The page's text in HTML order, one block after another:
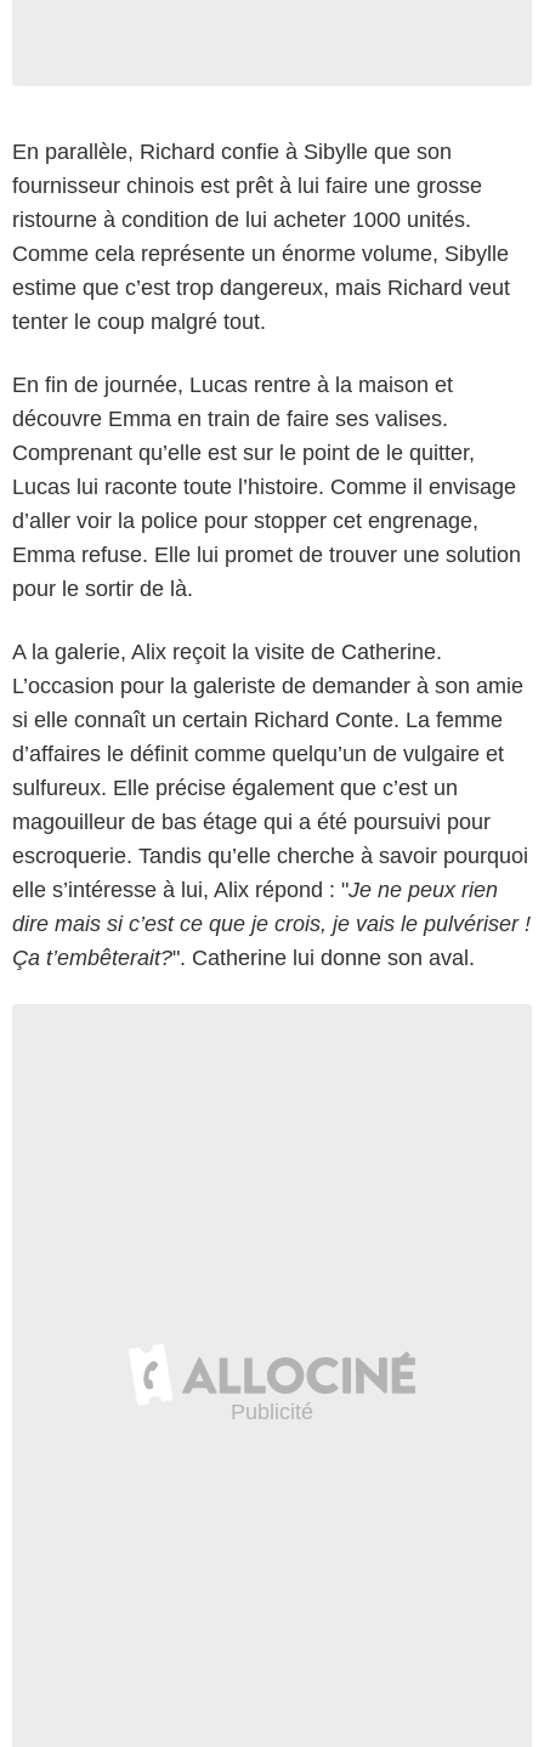
En parallèle, Richard confie à Sibylle que son
fournisseur chinois est prêt à lui faire une grosse
ristourne à condition de lui acheter 1000 unités.
Comme cela représente un énorme volume, Sibylle
estime que c’est trop dangereux, mais Richard veut
tenter le coup malgré tout.
En fin de journée, Lucas rentre à la maison et
découvre Emma en train de faire ses valises.
Comprenant qu’elle est sur le point de le quitter,
Lucas lui raconte toute l’histoire. Comme il envisage
d’aller voir la police pour stopper cet engrenage,
Emma refuse. Elle lui promet de trouver une solution
pour le sortir de là.
A la galerie, Alix reçoit la visite de Catherine.
L’occasion pour la galeriste de demander à son amie
si elle connaît un certain Richard Conte. La femme
d’affaires le définit comme quelqu’un de vulgaire et
sulfureux. Elle précise également que c’est un
magouilleur de bas étage qui a été poursuivi pour
escroquerie. Tandis qu’elle cherche à savoir pourquoi
elle s’intéresse à lui, Alix répond : "Je ne peux rien
dire mais si c’est ce que je crois, je vais le pulvériser !
Ça t’embêterait?". Catherine lui donne son aval.